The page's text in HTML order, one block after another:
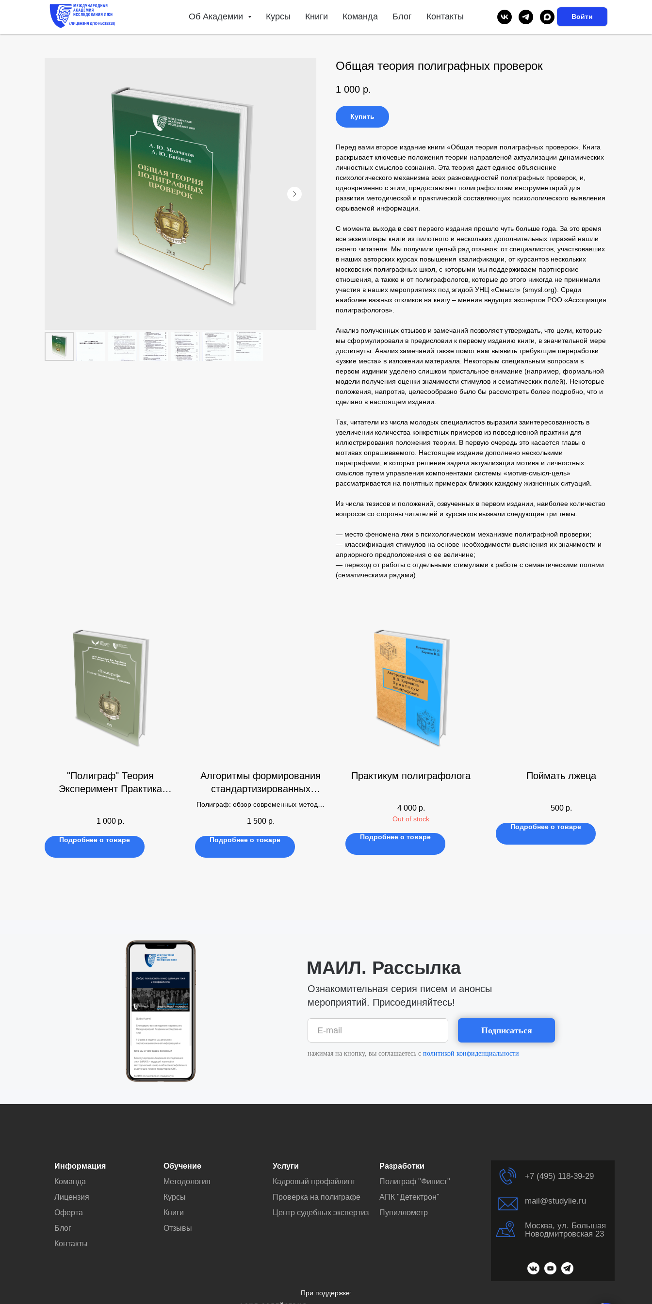
Об Академии Курсы Книги Команда Блог Контакты Войти
Общая теория полиграфных проверок
1 000 р.
Купить
Перед вами второе издание книги «Общая теория полиграфных проверок». Книга
раскрывает ключевые положения теории направленой актуализации динамических
личностных смыслов сознания. Эта теория дает единое объяснение
психологического механизма всех разновидностей полиграфных проверок, и,
одновременно с этим, предоставляет полиграфологам инструментарий для
развития методической и практической составляющих психологического выявления
скрываемой информации.
С момента выхода в свет первого издания прошло чуть больше года. За это время
все экземпляры книги из пилотного и нескольких дополнительных тиражей нашли
своего читателя. Мы получили целый ряд отзывов: от специалистов, участвовавших
в наших авторских курсах повышения квалификации, от курсантов нескольких
московских полиграфных школ, с которыми мы поддерживаем партнерские
отношения, а также и от полиграфологов, которые до этого никогда не принимали
участия в наших мероприятиях под эгидой УНЦ «Смысл» (smysl.org). Среди
наиболее важных откликов на книгу – мнения ведущих экспертов РОО «Ассоциация
полиграфологов».
Анализ полученных отзывов и замечаний позволяет утверждать, что цели, которые
мы сформулировали в предисловии к первому изданию книги, в значительной мере
достигнуты. Анализ замечаний также помог нам выявить требующие переработки
«узкие места» в изложении материала. Некоторым специальным вопросам в
первом издинии уделено слишком пристальное внимание (например, формальной
модели получения оценки значимости стимулов и сематических полей). Некоторые
положения, напротив, целесообразно было бы рассмотреть более подробно, что и
сделано в настоящем издании.
Так, читатели из числа молодых специалистов выразили заинтересованность в
увеличении количества конкретных примеров из повседневной практики для
иллюстрирования положения теории. В первую очередь это касается главы о
мотивах опрашиваемого. Настоящее издание дополнено несколькими
параграфами, в которых решение задачи актуализации мотива и личностных
смыслов путем управления компонентами системы «мотив-смысл-цель»
рассматривается на понятных примерах близких каждому жизненных ситуаций.
Из числа тезисов и положений, озвученных в первом издании, наиболее количество
вопросов со стороны читателей и курсантов вызвали следующие три темы:
— место феномена лжи в психологическом механизме полиграфной проверки;
— классификация стимулов на основе необходимости выяснения их значимости и
априорного предположения о ее величине;
— переход от работы с отдельными стимулами к работе с семантическими полями
(сематическими рядами).
"Полиграф" Теория
Эксперимент Практика
1 000 р.
Подробнее о товаре
Алгоритмы формирования
стандартизированных
тестов
Полиграф: обзор современных методик
1 500 р.
Подробнее о товаре
Практикум полиграфолога
4 000 р.
Out of stock
Подробнее о товаре
Поймать лжеца
500 р.
Подробнее о товаре
МАИЛ. Рассылка
Ознакомительная серия писем и анонсы
мероприятий. Присоединяйтесь!
E-mail Подписаться
нажимая на кнопку, вы соглашаетесь с политикой конфиденциальности
Информация
Команда
Лицензия
Оферта
Блог
Контакты
Услуги
Кадровый профайлинг
Проверка на полиграфе
Центр судебных экспертиз
Разработки
Полиграф "Финист"
АПК "Детектрон"
Пупиллометр
Обучение
Методология
Курсы
Книги
Отзывы
+7 (495) 118-39-29
mail@studylie.ru
Москва, ул. Большая
Новодмитровская 23
При поддержке: